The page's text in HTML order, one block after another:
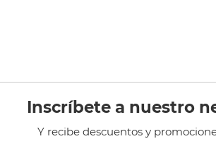
Inscríbete a nuestro
Y recibe descuentos y